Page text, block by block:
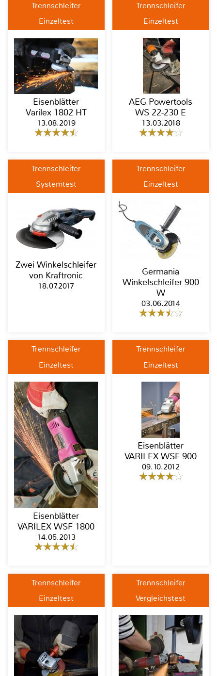
Trennschleifer
Einzeltest
Eisenblätter
Varilex 1802 HT
13.08.2019
Trennschleifer
Einzeltest
AEG Powertools
WS 22-230 E
13.03.2018
Trennschleifer
Systemtest
Zwei Winkelschleifer
von Kraftronic
18.07.2017
Trennschleifer
Einzeltest
Germania
Winkelschleifer 900
W
03.06.2014
Trennschleifer
Einzeltest
Eisenblätter
VARILEX WSF 1800
14.05.2013
Trennschleifer
Einzeltest
Eisenblätter
VARILEX WSF 900
09.10.2012
Trennschleifer
Einzeltest
Trennschleifer
Vergleichstest